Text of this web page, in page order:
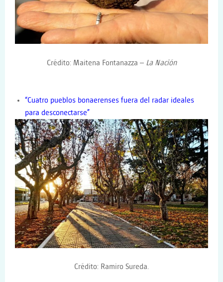
Crédito: Maitena Fontanazza – La Nación
“Cuatro pueblos bonaerenses fuera del radar ideales
para desconectarse”
Crédito: Ramiro Sureda.